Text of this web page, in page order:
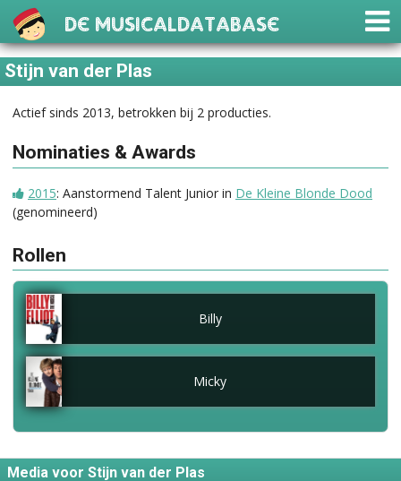
De Musicaldatabase
Stijn van der Plas
Actief sinds 2013, betrokken bij 2 producties.
Nominaties & Awards
2015: Aanstormend Talent Junior in De Kleine Blonde Dood
(genomineerd)
Rollen
Billy
Micky
Media voor Stijn van der Plas